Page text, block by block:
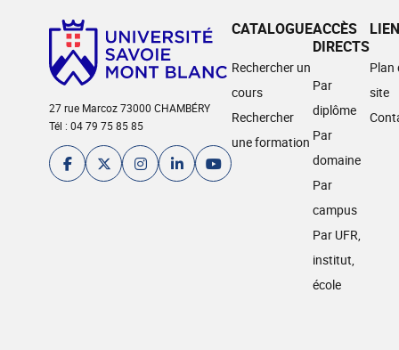
27 rue Marcoz 73000 CHAMBÉRY
Tél : 04 79 75 85 85
CATALOGUE
Rechercher un
cours
Rechercher
une formation
ACCÈS
DIRECTS
Par
diplôme
Par
domaine
Par
campus
Par UFR,
institut,
école
Plan
site